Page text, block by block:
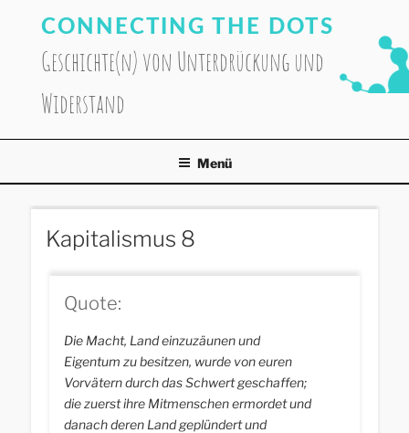
springen
CONNECTING THE DOTS
Geschichte(n) von Unterdrückung und
Widerstand
Menü
Kapitalismus 8
Quote:
Die Macht, Land einzuzäunen und
Eigentum zu besitzen, wurde von euren
Vorvätern durch das Schwert geschaffen;
die zuerst ihre Mitmenschen ermordet und
danach deren Land geplündert und